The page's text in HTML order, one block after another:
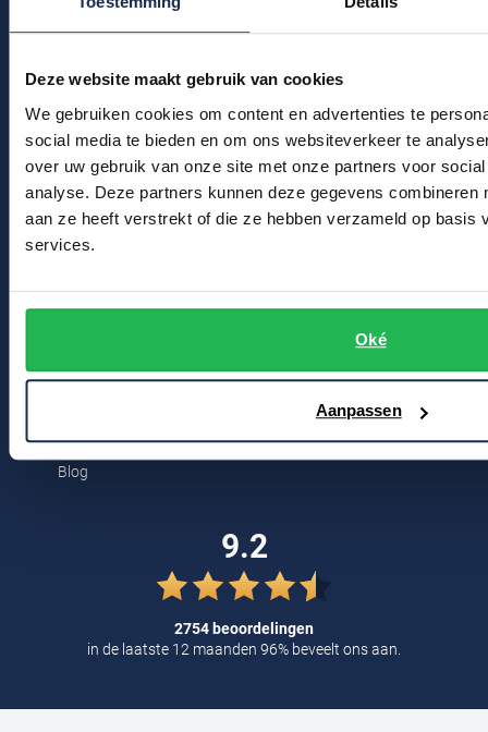
Deze website maakt gebruik van cookies
We gebruiken cookies om content en advertenties te
social media te bieden en om ons websiteverkeer te
over uw gebruik van onze site met onze partners voor
analyse. Deze partners kunnen deze gegevens combineren
aan ze heeft verstrekt of die ze hebben verzameld op basis
services.
Oké
Aanpassen
State of Art
Tommy Hilfiger
Vanguard
Replay
Reset
Roy Robson
Schiesser
Seidensticker
Superdry
Thomas Maine
Alle Merken
Klantenservice
Winkel
Winkel & Openingstijden
Contact
Bert Schrier Herenmode
Voor jou
Blog
9.2
2754 beoordelingen
in de laatste 12 maanden 96% beveelt ons aan.